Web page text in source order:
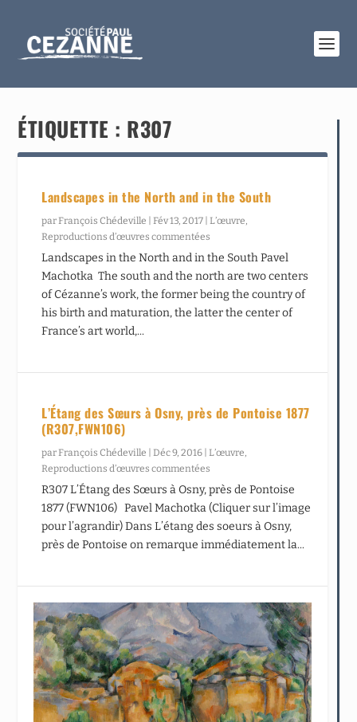
ÉTIQUETTE : R307
Landscapes in the North and in the South
parFrançois Chédeville |Fév 13, 2017 |L’œuvre,
Reproductions d’œuvres commentées
Landscapes in the North and in the South Pavel
Machotka The south and the north are two centers
of Cézanne’s work, the former being the country of
his birth and maturation, the latter the center of
France’s art world,...
L’Étang des Sœurs à Osny, près de Pontoise 1877
(R307,FWN106)
parFrançois Chédeville |Déc 9, 2016 |L’œuvre,
Reproductions d’œuvres commentées
R307 L’Étang des Sœurs à Osny, près de Pontoise
1877 (FWN106) Pavel Machotka (Cliquer sur l’image
pour l’agrandir) Dans L’étang des soeurs à Osny,
près de Pontoise on remarque immédiatement la...